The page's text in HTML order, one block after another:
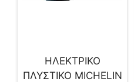
ΗΛΕΚΤΡΙΚΟ
ΠΛΥΣΤΙΚΟ MICHELIN